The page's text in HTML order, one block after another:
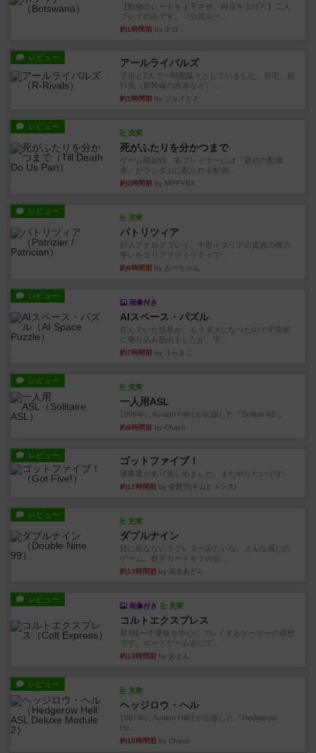
【動物のレートを上下させ、得点を上げろ】二人
プレイのみです。（公式ルー...
約1時間前 by ネロ
レビュー アールライバルズ
子供と2人で一時期延々としていました。自宅、旅
行先（新幹線の座席など）...
約1時間前 by ジェイとと
レビュー
充実
死がふたりを分かつまで
ゲーム開始時、各プレイヤーには「最初の配偶
者」がランダムに配られる配偶...
約2時間前 by MIFFYBX
レビュー
充実
パトリツィア
対人アナログプレイ。中世イタリアの貴族の権力
争いをエリアマジョリティで...
約6時間前 by おーちゃん
レビュー
画像付き
AIスペース・パズル
住んでいた惑星が、もうダメになったので宇宙船
に乗り込み脱出をしたが、宇...
約7時間前 by うらまこ
レビュー
充実
一人用ASL
1995年にAvalon Hill社が出版した『Solitair AS...
約8時間前 by Chaco
レビュー ゴットファイブ！
運要素があり楽しめました。またやりたいです。
約12時間前 by 金賢守(キムヒョンス)
レビュー
充実
ダブルナイン
雑に死なないラブレターみたいな、そんな感じの
ゲーム。数字カードを１の位...
約13時間前 by 深水あどら
レビュー
画像付き 充実
コルトエクスプレス
星7軽〜中量級を中心にプレイするゲーマーの感想
です。ボードゲーム会にて...
約13時間前 by おとん
レビュー
充実
ヘッジロウ・ヘル
1987年にAvalon Hill社が出版した『Hedgerow
He...
約16時間前 by Chaco